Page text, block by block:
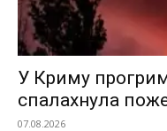
У Криму
спалахнула
07.08.2026